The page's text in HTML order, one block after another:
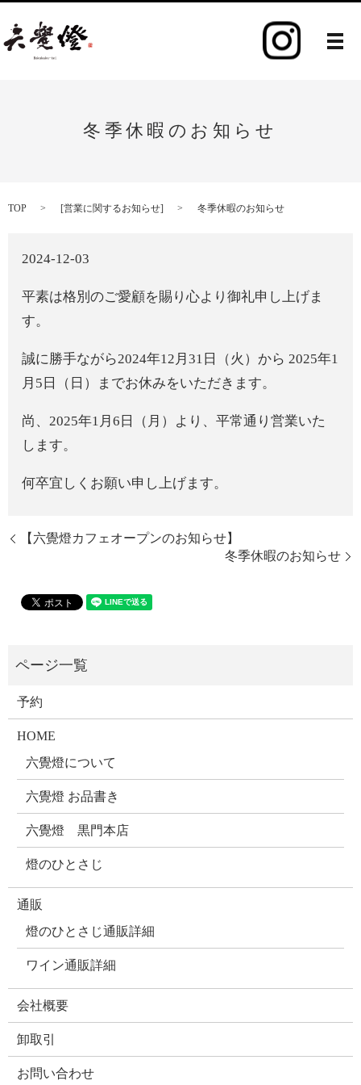
メ
冬季休暇のお知らせ
TOP [営業に関するお知らせ] 冬季休暇のお知らせ
2024-12-03
平素は格別のご愛顧を賜り心より御礼申し上げま
す。
誠に勝手ながら2024年12月31日（火）から 2025年1
月5日（日）までお休みをいただきます。
尚、2025年1月6日（月）より、平常通り営業いた
します。
何卒宜しくお願い申し上げます。
【六覺燈カフェオープンのお知らせ】
冬季休暇のお知らせ
予約
HOME
六覺燈について
六覺燈 お品書き
六覺燈 黒門本店
燈のひとさじ
通販
燈のひとさじ通販詳細
ワイン通販詳細
会社概要
卸取引
お問い合わせ